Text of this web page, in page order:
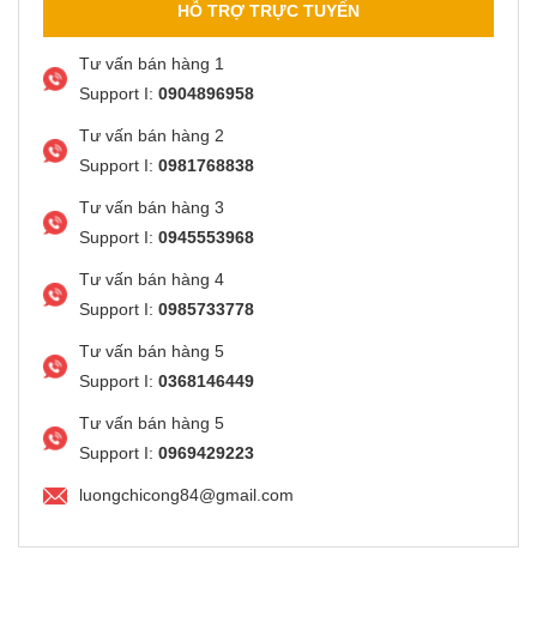
HỖ TRỢ TRỰC TUYẾN
Tư vấn bán hàng 1
Support I: 0904896958
Tư vấn bán hàng 2
Support I: 0981768838
Tư vấn bán hàng 3
Support I: 0945553968
Tư vấn bán hàng 4
Support I: 0985733778
Tư vấn bán hàng 5
Support I: 0368146449
Tư vấn bán hàng 5
Support I: 0969429223
luongchicong84@gmail.com